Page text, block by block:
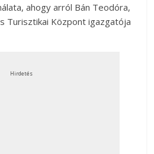
ahogy arról Bán Teodóra,
Turisztikai Központ igazgatója
Hirdetés